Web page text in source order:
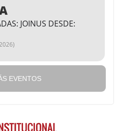
JOINUS DESDE:
EVENTOS